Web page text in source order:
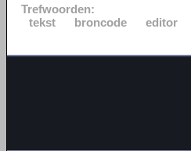
Trefwoorden:
tekst
broncode editor